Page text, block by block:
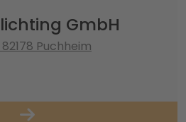
GmbH
Puchheim